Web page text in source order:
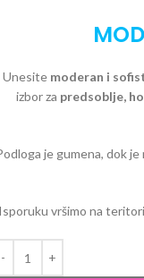
Unesite moderan i
izbor za predsoblje,
je gumena, dok je
vršimo na